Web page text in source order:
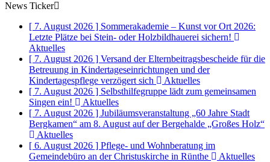
News Ticker
[ 7. August 2026 ] Sommerakademie – Kunst vor Ort 2026:
Letzte Plätze bei Stein- oder Holzbildhauerei sichern!
Aktuelles
[ 7. August 2026 ] Versand der Elternbeitragsbescheide für die
Betreuung in Kindertageseinrichtungen und der
Kindertagespflege verzögert sich
Aktuelles
[ 7. August 2026 ] Selbsthilfegruppe lädt zum gemeinsamen
Singen ein!
Aktuelles
[ 7. August 2026 ] Jubiläumsveranstaltung „60 Jahre Stadt
Bergkamen“ am 8. August auf der Bergehalde „Großes Holz“
Aktuelles
[ 6. August 2026 ] Pflege- und Wohnberatung im
Gemeindebüro an der Christuskirche in Rünthe
Aktuelles